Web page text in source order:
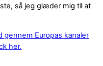
så jeg glæder mig til at
gennem Europas kanaler
her.